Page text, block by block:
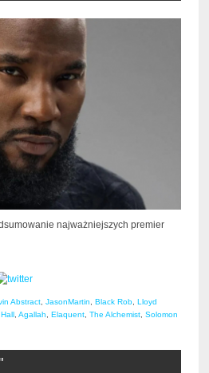
najważniejszych premier
Abstract, JasonMartin, Black Rob, Lloyd
, Agallah, Elaquent, The Alchemist, Solomon